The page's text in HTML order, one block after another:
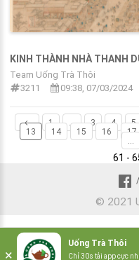
KINH THÀNH NHÀ THANH
Team Uống Trà Thôi
3211
09:38, 07/03/2024
1 ... 3 4 5
13
14 15 16 17
61 -
© 2021
×
Uống Trà Thôi
Chỉ 30s tải app cực